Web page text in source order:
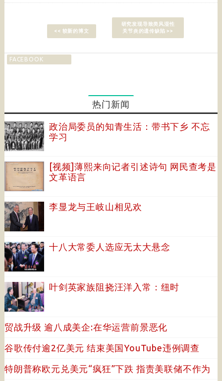
<< 较新的博文
研究发现导致类风湿性
关节炎的遗传缺陷 >>
FACEBOOK
热门新闻
政治局委员的知青生活：带书下乡 不忘
学习
[视频]薄熙来向记者引述诗句 网民查考是
文革语言
李显龙与王岐山相见欢
十八大常委人选应无太大悬念
叶剑英家族阻挠汪洋入常：纽时
贸战升级 逾八成美企:在华运营前景恶化
谷歌传付逾2亿美元 结束美国YouTube违例调查
特朗普称欧元兑美元“疯狂”下跌 指责美联储不作为